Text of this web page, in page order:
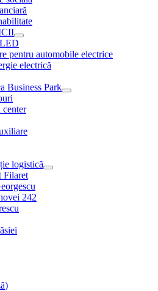
pentru automobile electrice
electrică
Business Park
center
logistică
Filaret
242
)